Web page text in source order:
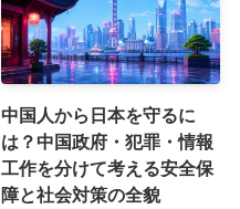
中国人から日本を守るに
は？中国政府・犯罪・情報
工作を分けて考える安全保
障と社会対策の全貌